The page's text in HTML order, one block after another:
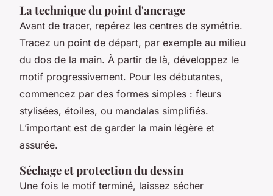
La technique du point d'ancrage
Avant de tracer, repérez les centres de symétrie.
Tracez un point de départ, par exemple au milieu
du dos de la main. À partir de là, développez le
motif progressivement. Pour les débutantes,
commencez par des formes simples : fleurs
stylisées, étoiles, ou mandalas simplifiés.
L’important est de garder la main légère et
assurée.
Séchage et protection du dessin
Une fois le motif terminé, laissez sécher